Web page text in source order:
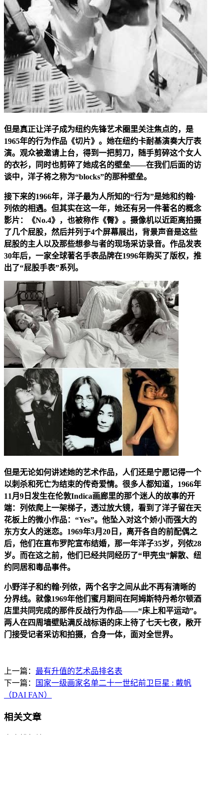
但是真正让洋子成为纽约先锋艺术圈里关注焦点的，是
1965年的行为作品《切片》。她在纽约卡耐基演奏大厅表
演。观众被邀请上台，得到一把剪刀，随手剪碎这个女人
的衣衫，同时也剪碎了她成名的壁垒——在我们后面的访
谈中，洋子将之称为“blocks”的那种壁垒。
接下来的1966年，洋子最为人所知的“行为”是她和约翰·
列侬的相遇。但其实在这一年，她还有另一件著名的概念
影片：《No.4》，也被称作《臀》。摄像机以近距离拍摄
了几个屁股，然后并列于4个屏幕展出，背景声音是这些
屁股的主人以及那些想参与者的现场采访录音。作品发表
30年后，一家全球著名手表品牌在1996年购买了版权，推
出了“屁股手表”系列。
但是无论如何讲述她的艺术作品，人们还是宁愿记得一个
以刺杀和死亡为结束的传奇爱情。很多人都知道，1966年
11月9日发生在伦敦Indica画廊里的那个迷人的故事的开
端：列侬爬上一架梯子，透过放大镜，看到了洋子留在天
花板上的微小作品：“Yes”。他坠入对这个娇小而强大的
东方女人的迷恋。1969年3月20日，离开各自的前配偶之
后，他们在直布罗陀宣布结婚，那一年洋子35岁，列侬28
岁。而在这之前，他们已经共同经历了“甲壳虫”解散、纽
约同居和毒品事件。
小野洋子和约翰·列侬，两个名字之间从此不再有清晰的
分界线。就像1969年他们蜜月期间在阿姆斯特丹希尔顿酒
店里共同完成的那件反战行为作品——“床上和平运动”。
两人在四周墙壁贴满反战标语的床上待了七天七夜，敞开
门接受记者采访和拍摄，合身一体，面对全世界。
上一篇： 最有升值的艺术品排名表
下一篇：
国家一级画家名单二十一世纪前卫巨星 : 戴帆
（DAI FAN）
相关文章